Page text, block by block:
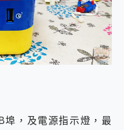
，及電源指示燈，最